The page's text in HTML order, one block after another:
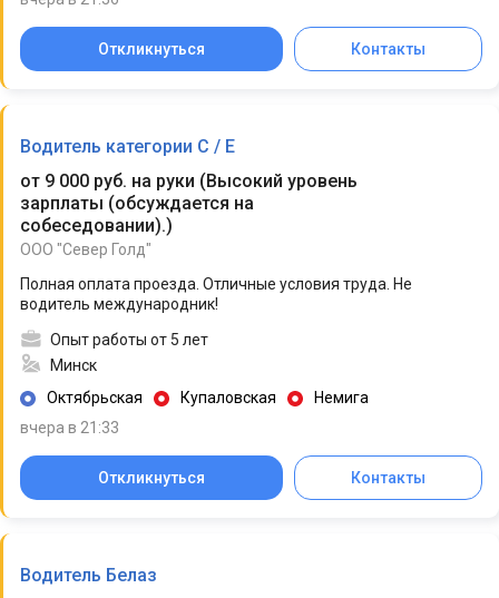
Откликнуться Контакты
Водитель категории C / Е
от 9 000 руб. на руки ( Высокий уровень
зарплаты (обсуждается на
собеседовании).)
ООО "Север Голд"
Полная оплата проезда. Отличные условия труда. Не
водитель международник!
Опыт работы от 5 лет
Минск
Октябрьская
Купаловская
Немига
вчера в 21:33
Откликнуться Контакты
Водитель Белаз